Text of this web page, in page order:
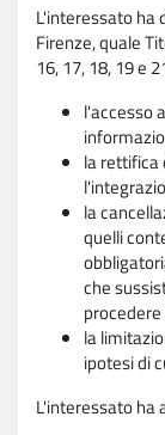
L'interessato ha
Firenze, quale
16, 17, 18, 19 e
l'accesso
la rettifica
la
quelli
che
la
ipotesi di
L'interessato ha